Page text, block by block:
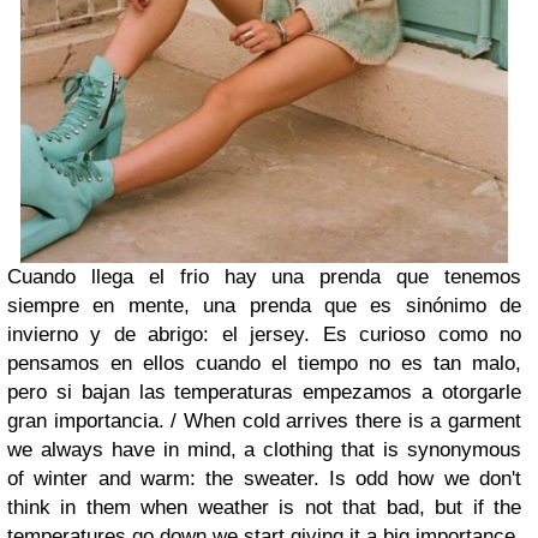
Cuando llega el frio hay una prenda que tenemos
siempre en mente, una prenda que es sinónimo de
invierno y de abrigo: el jersey. Es curioso como no
pensamos en ellos cuando el tiempo no es tan malo,
pero si bajan las temperaturas empezamos a otorgarle
gran importancia. / When cold arrives there is a garment
we always have in mind, a clothing that is synonymous
of winter and warm: the sweater. Is odd how we don't
think in them when weather is not that bad, but if the